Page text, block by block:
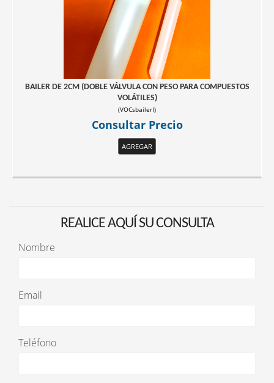
BAILER DE 2CM (DOBLE VÁLVULA CON PESO PARA COMPUESTOS
VOLÁTILES)
(VOCsbailerI)
Consultar Precio
AGREGAR
REALICE AQUÍ SU CONSULTA
Nombre
Email
Teléfono